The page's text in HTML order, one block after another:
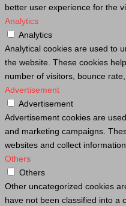
better user experience for the
Analytics
Analytics
Analytical cookies are used to
the website. These cookies
number of visitors, bounce
Advertisement
Advertisement
Advertisement cookies are
and marketing campaigns.
websites and collect
Others
Others
Other uncategorized cookies
have not been classified into a